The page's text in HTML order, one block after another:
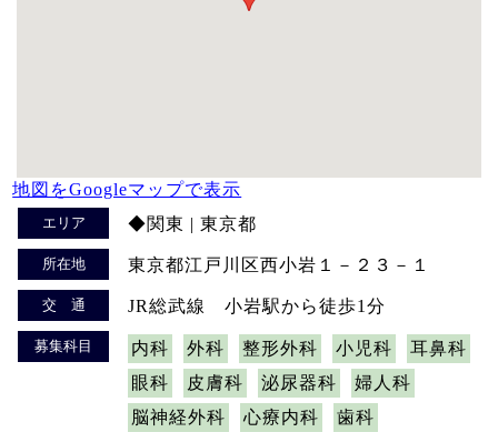
地図をGoogleマップで表示
エリア ◆関東 | 東京都
所在地 東京都江戸川区西小岩１－２３－１
交 通 JR総武線 小岩駅から徒歩1分
募集科目 内科 外科 整形外科 小児科
耳鼻科
眼科
皮膚科 泌尿器科
婦人科
脳神経外科
心療内科
歯科